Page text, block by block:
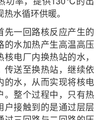
功率，提供130℃的出
水循环供暖。
先一回路核反应产生的
的水加热产生高温高压
电厂内换热站的水，
传送至换热站，继续依
的水，从而实现将核电
。整个过程中，只有热
户接触到的是通过层层